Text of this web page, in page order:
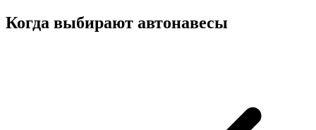
Когда выбирают автонавесы